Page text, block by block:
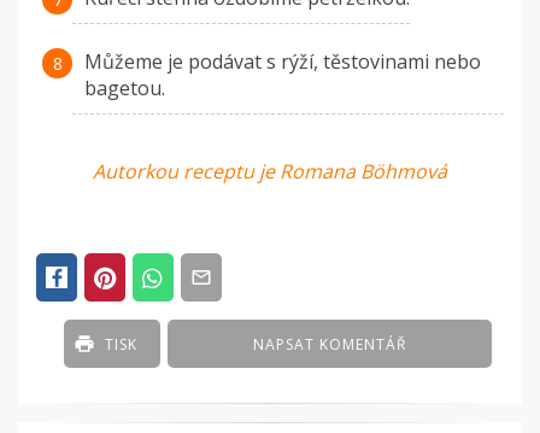
Můžeme je podávat s rýží, těstovinami nebo
bagetou.
Autorkou receptu je Romana Böhmová
NAPSAT KOMENTÁŘ
TISK